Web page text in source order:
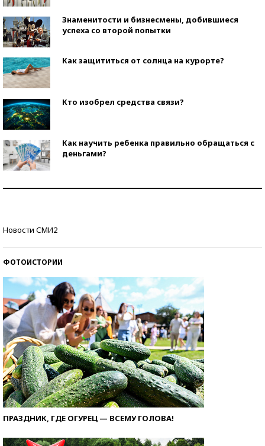
Знаменитости и бизнесмены, добившиеся
успеха со второй попытки
Как защититься от солнца на курорте?
Кто изобрел средства связи?
Как научить ребенка правильно обращаться с
деньгами?
Новости СМИ2
ФОТОИСТОРИИ
ПРАЗДНИК, ГДЕ ОГУРЕЦ — ВСЕМУ ГОЛОВА!